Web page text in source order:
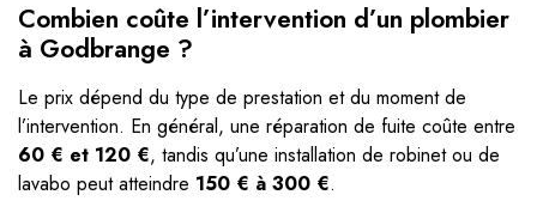
Combien coûte l’intervention d’un plombier
à Godbrange ?
Le prix dépend du type de prestation et du moment de
l’intervention. En général, une réparation de fuite coûte entre
60 € et 120 €, tandis qu’une installation de robinet ou de
lavabo peut atteindre 150 € à 300 €.